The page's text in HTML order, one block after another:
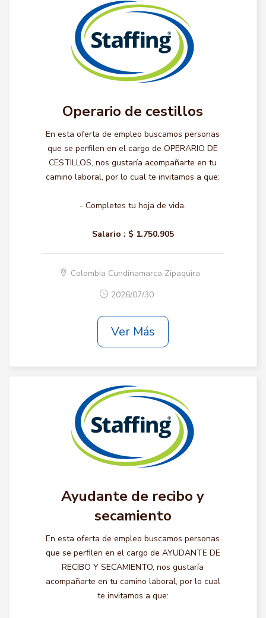
Operario de cestillos
En esta oferta de empleo buscamos personas
que se perfilen en el cargo de OPERARIO DE
CESTILLOS, nos gustaría acompañarte en tu
camino laboral, por lo cual te invitamos a que:
- Completes tu hoja de vida.
Salario : $ 1.750.905
Colombia Cundinamarca Zipaquira
2026/07/30
Ver Más
Ayudante de recibo y
secamiento
En esta oferta de empleo buscamos personas
que se perfilen en el cargo de AYUDANTE DE
RECIBO Y SECAMIENTO, nos gustaría
acompañarte en tu camino laboral, por lo cual
te invitamos a que: